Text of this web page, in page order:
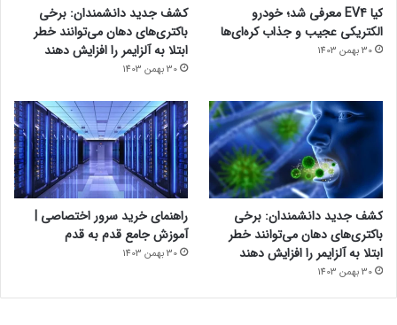
کیا EV4 معرفی شد؛ خودرو
الکتریکی عجیب و جذاب کره‌ای‌ها
30 بهمن 1403
کشف جدید دانشمندان: برخی
باکتری‌های دهان می‌توانند خطر
ابتلا به آلزایمر را افزایش دهند
30 بهمن 1403
کشف جدید دانشمندان: برخی
باکتری‌های دهان می‌توانند خطر
ابتلا به آلزایمر را افزایش دهند
30 بهمن 1403
راهنمای خرید سرور اختصاصی |
آموزش جامع قدم به قدم
30 بهمن 1403